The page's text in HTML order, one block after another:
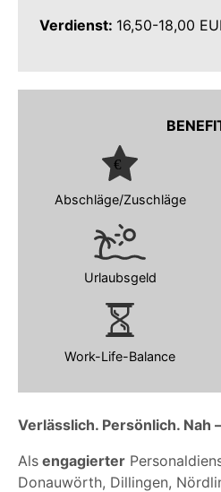
Verlässlich. Persönlich. Nah
Als engagierter
Donauwörth, Dillingen,
Verdienst: 16,50-18,00
Abschläge/Zuschläge
Urlaubsgeld
Work-Life-Balance